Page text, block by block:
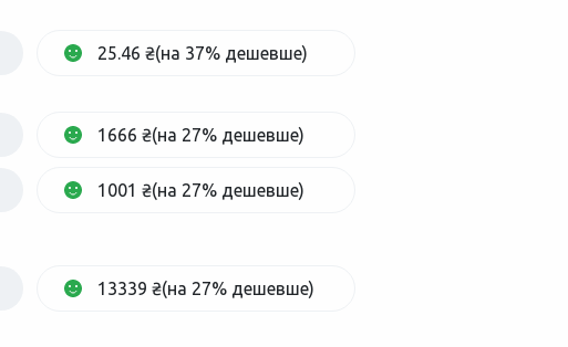
25.46 ₴(на 37% дешевше)
1666 ₴(на 27% дешевше)
1001 ₴(на 27% дешевше)
13339 ₴(на 27% дешевше)